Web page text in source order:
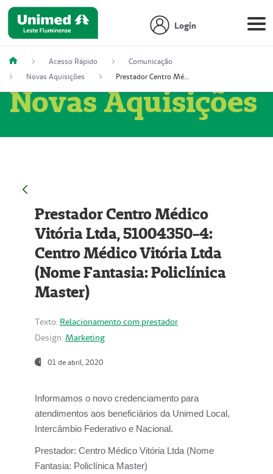
Login
Acesso Rápido
Comunicação
Novas Aquisições
Prestador Centro Médico Vitória Ltda, 51004350-4: Centro Médico Vitória Ltda (Nome Fantasia: Policlínica Master)
Novas Aquisições
Prestador Centro Médico
Vitória Ltda, 51004350-4:
Centro Médico Vitória Ltda
(Nome Fantasia: Policlínica
Master)
Texto: Relacionamento com prestador
Design: Marketing
01 de abril, 2020
Informamos o novo credenciamento para
atendimentos aos beneficiários da Unimed Local,
Intercâmbio Federativo e Nacional.
Prestador: Centro Médico Vitória Ltda (Nome
Fantasia: Policlínica Master)